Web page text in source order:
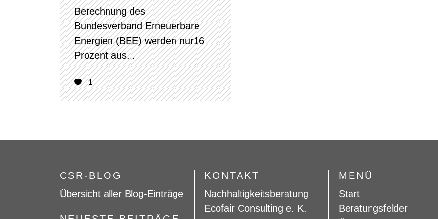
Berechnung des
Bundesverband Erneuerbare
Energien (BEE) werden nur16
Prozent aus...
1
CSR-BLOG
Übersicht aller Blog-Einträge
KONTAKT
Nachhaltigkeitsberatung
Ecofair Consulting e. K.
MENÜ
Start
Beratungsfelder